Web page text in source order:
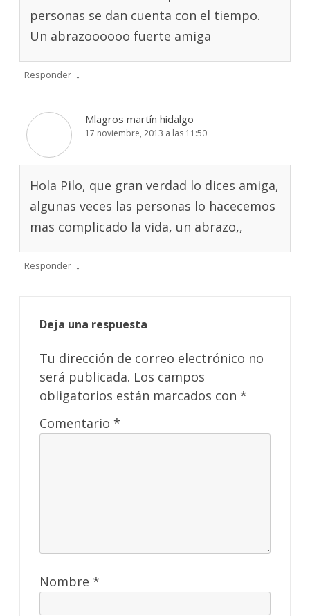
personas se dan cuenta con el tiempo.
Un abrazoooooo fuerte amiga
Responder ↓
Mlagros martín hidalgo
17 noviembre, 2013 a las 11:50
Hola Pilo, que gran verdad lo dices amiga,
algunas veces las personas lo hacecemos
mas complicado la vida, un abrazo,,
Responder ↓
Deja una respuesta
Tu dirección de correo electrónico no
será publicada. Los campos
obligatorios están marcados con *
Comentario *
Nombre *